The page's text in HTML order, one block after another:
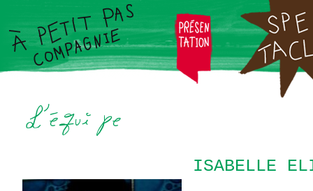
ISABELLE